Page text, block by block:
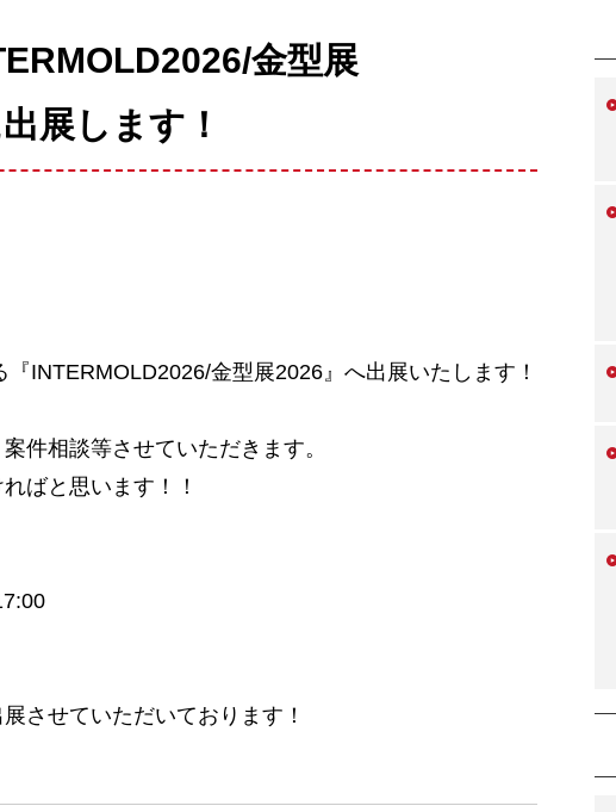
金型展
展します！
INTERMOLD2026/金型展2026』へ出展いたします！
件相談等させていただきます。
ばと思います！！
させていただいております！